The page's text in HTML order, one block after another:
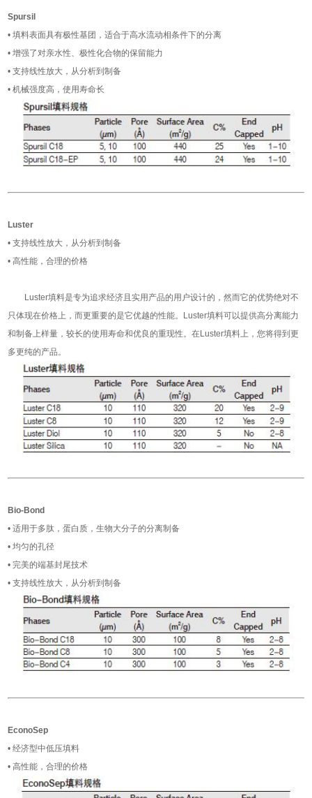
Spursil
• 填料表面具有极性基团，适合于高水流动相条件下的分离
• 增强了对亲水性、极性化合物的保留能力
• 支持线性放大，从分析到制备
• 机械强度高，使用寿命长
Luster
• 支持线性放大，从分析到制备
• 高性能，合理的价格
Luster填料是专为追求经济且实用产品的用户设计的，然而它的优势绝对不
只体现在价格上，而更重要的是它优越的性能。Luster填料可以提供高分离能力
和制备上样量，较长的使用寿命和优良的重现性。在Luster填料上，您将得到更
多更纯的产品。
Bio-Bond
• 适用于多肽，蛋白质，生物大分子的分离制备
• 均匀的孔径
• 完美的端基封尾技术
• 支持线性放大，从分析到制备
EconoSep
• 经济型中低压填料
• 高性能，合理的价格